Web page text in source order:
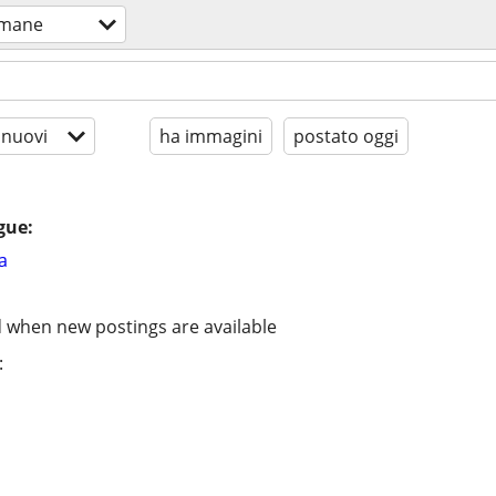
ha immagini postato oggi
new postings are available